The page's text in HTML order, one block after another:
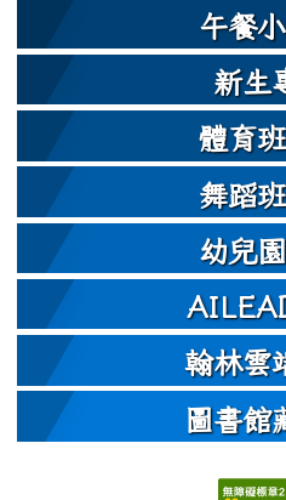
午餐
新生
體育
舞蹈
幼兒
翰林雲
圖書館